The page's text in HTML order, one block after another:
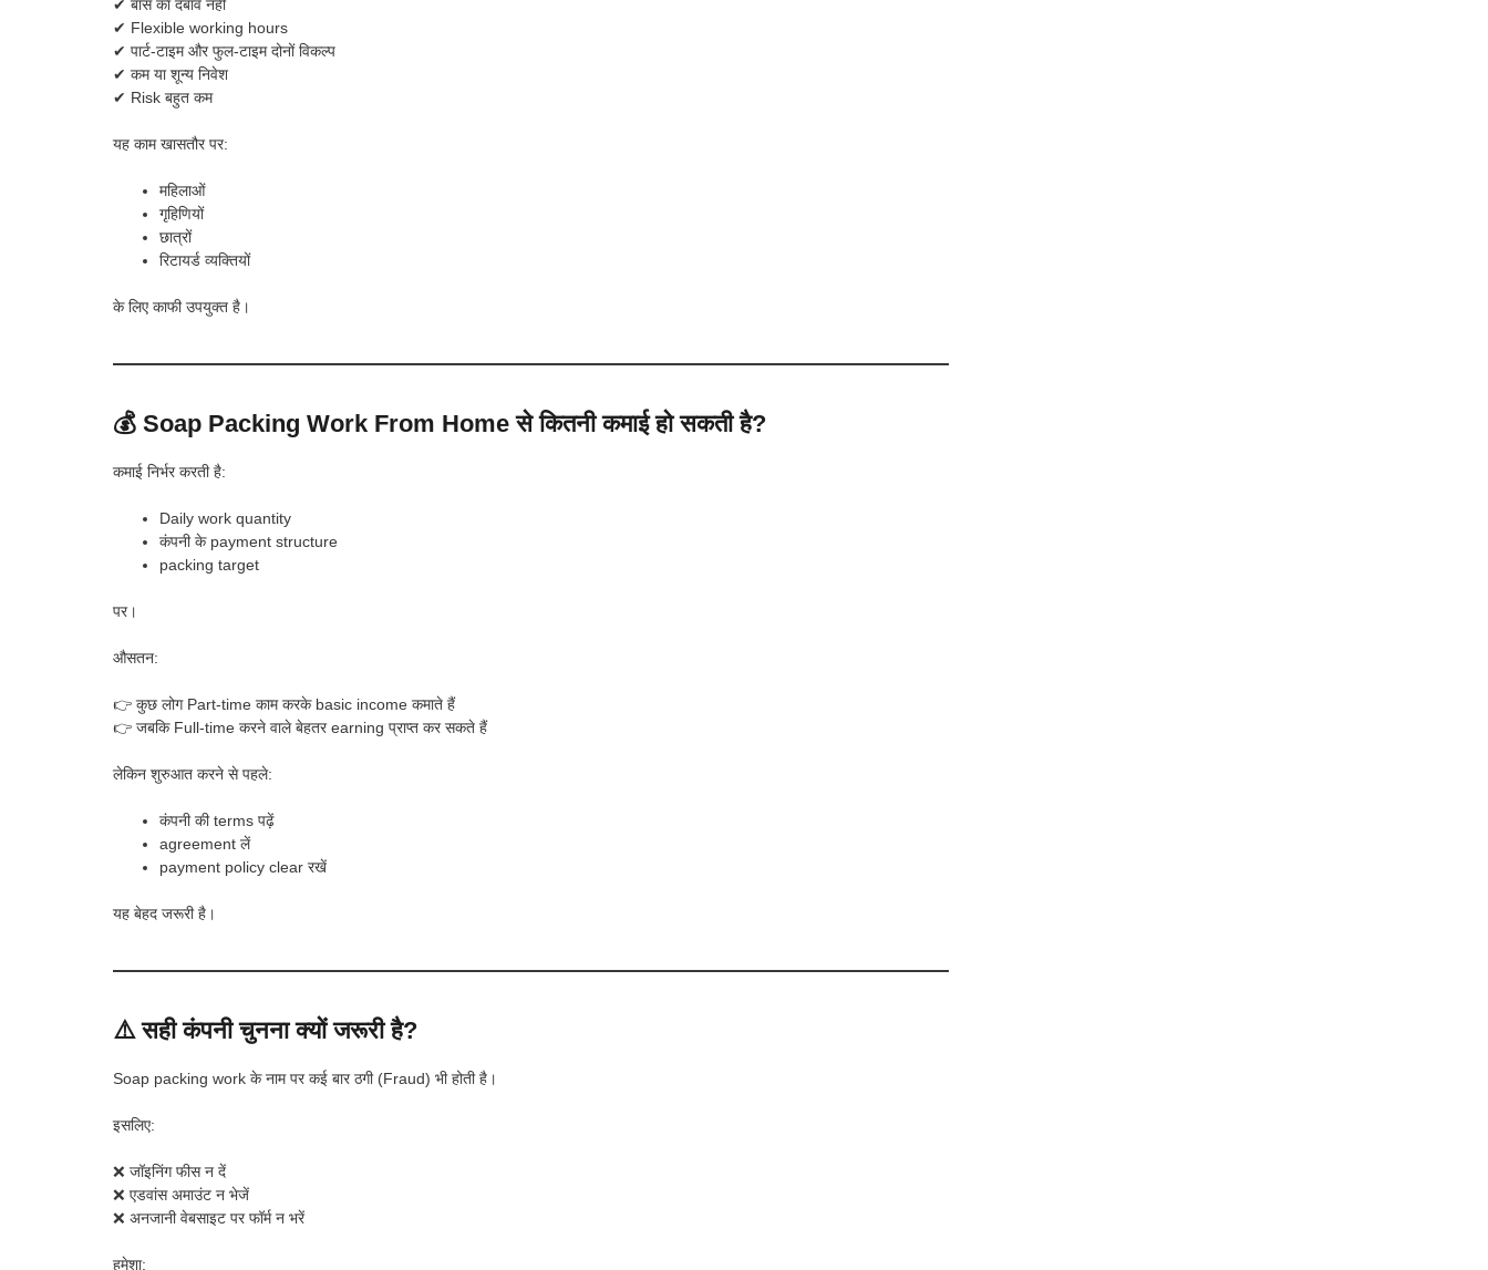
✔ बॉस का दबाव नहीं
✔ Flexible working hours
✔ पार्ट-टाइम और फुल-टाइम दोनों विकल्प
✔ कम या शून्य निवेश
✔ Risk बहुत कम
यह काम खासतौर पर:
महिलाओं
गृहिणियों
छात्रों
रिटायर्ड व्यक्तियों
के लिए काफी उपयुक्त है।
💰 Soap Packing Work From Home से कितनी कमाई हो सकती है?
कमाई निर्भर करती है:
Daily work quantity
कंपनी के payment structure
packing target
पर।
औसतन:
👉 कुछ लोग Part-time काम करके basic income कमाते हैं
👉 जबकि Full-time करने वाले बेहतर earning प्राप्त कर सकते हैं
लेकिन शुरुआत करने से पहले:
कंपनी की terms पढ़ें
agreement लें
payment policy clear रखें
यह बेहद जरूरी है।
⚠️ सही कंपनी चुनना क्यों जरूरी है?
Soap packing work के नाम पर कई बार ठगी (Fraud) भी होती है।
इसलिए:
❌ जॉइनिंग फीस न दें
❌ एडवांस अमाउंट न भेजें
❌ अनजानी वेबसाइट पर फॉर्म न भरें
हमेशा: